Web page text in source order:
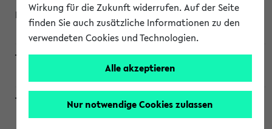
200923
Wendisch, Peters-Wendisch, Stegelmann
Projektmodul "Bakterielle Biotechnologie"
Wirkung für die Zukunft widerrufen. Auf der Seite
finden Sie auch zusätzliche Informationen zu den
verwendeten Cookies und Technologien.
Alle akzeptieren
Nur notwendige Cookies zulassen